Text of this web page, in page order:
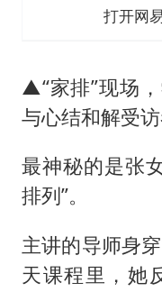
打开网
▲“家排”现场
与心结和解受
最神秘的是张
排列”。
主讲的导师身
天课程里，她